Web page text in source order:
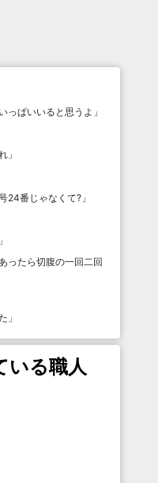
っぱいいると思うよ 」
」
24番じゃなくて? 」
」
ったら切腹の一回二回
」
いる職人